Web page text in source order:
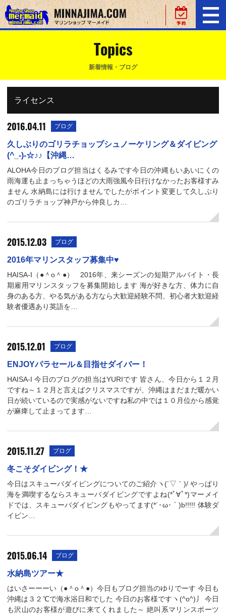
Topics
新着情報・ブログ
ライセンス
2016.04.11 ブログ
久しぶりのゴリラチョップシュノーケリング＆ダイビング
(^_-)-☆♪♪【沖縄…
ALOHA今日のブログ担当はくるみです今日の沖縄もいあいにくの
雨海運も止まっちゃうほどの大雨強風今日行けなかったお客様すみ
ません 水納島には行けませんでしたがポイント変更して久しぶり
のゴリラチョップ神戸から仲良しカ…
2015.12.03 ブログ
2016年マリンスタッフ募集中♥
HAISA-I（●＾o＾●） 2016年、来シーズンの短期アルバイト・長
期雇用マリンスタッフを募集開始します 海が好きな方、体力に自
身のある方、やる気がある方なら大歓迎経験不問、初心者大歓迎経
験者優遇あり英語を…
2015.12.01 ブログ
ENJOYパラセール＆目指せダイバー！
HAISA-I 今日のブログの担当はYURIです 皆さん、今日から１２月
ですね～１２月と言えばクリスマスですが、沖縄はまだまだ暖かい
日が続いているので実感がないですね私の中では１０月位から感覚
が麻痺して止まってます…
2015.11.27 ブログ
冬こそダイビング！★
今日はスキューバダイビングについてのご紹介ヽ(´▽｀)/ やっぱり
海を満喫するならスキューバダイビングですよね(*ﾟ∀ﾟ*)マーメイ
ドでは、スキューバダイビングもやってます(*´･ω･｀)b!!!!! 体験ダ
イビン…
2015.06.14 ブログ
水納島ツアー★
はいさーーーい（●＾o＾●）今日もブログ担当のゆりでーす 今日も
沖縄は３２℃で海水浴日和でした 今日のお客様ですヽ(^o^)丿 今日
も沢山のお客様が遊びに来てくれました～ 絶叫系マリンスポーツ